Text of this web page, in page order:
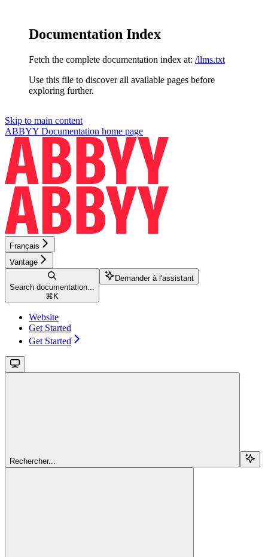
Documentation Index
Fetch the complete documentation index at: /llms.txt
Use this file to discover all available pages before
exploring further.
Skip to main content
ABBYY Documentation home page
Français
Vantage
Search documentation...
⌘ K
Demander à l'assistant
Website
Get Started
Get Started
Rechercher...